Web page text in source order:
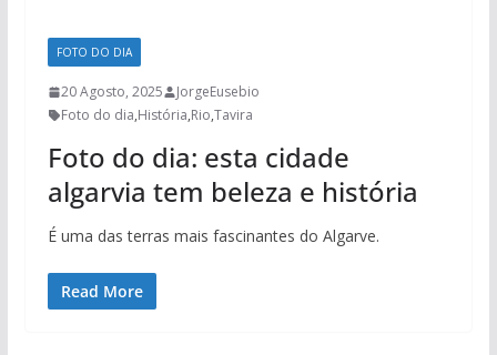
FOTO DO DIA
20 Agosto, 2025
JorgeEusebio
Foto do dia,História,Rio,Tavira
Foto do dia: esta cidade
algarvia tem beleza e história
É uma das terras mais fascinantes do Algarve.
Read More